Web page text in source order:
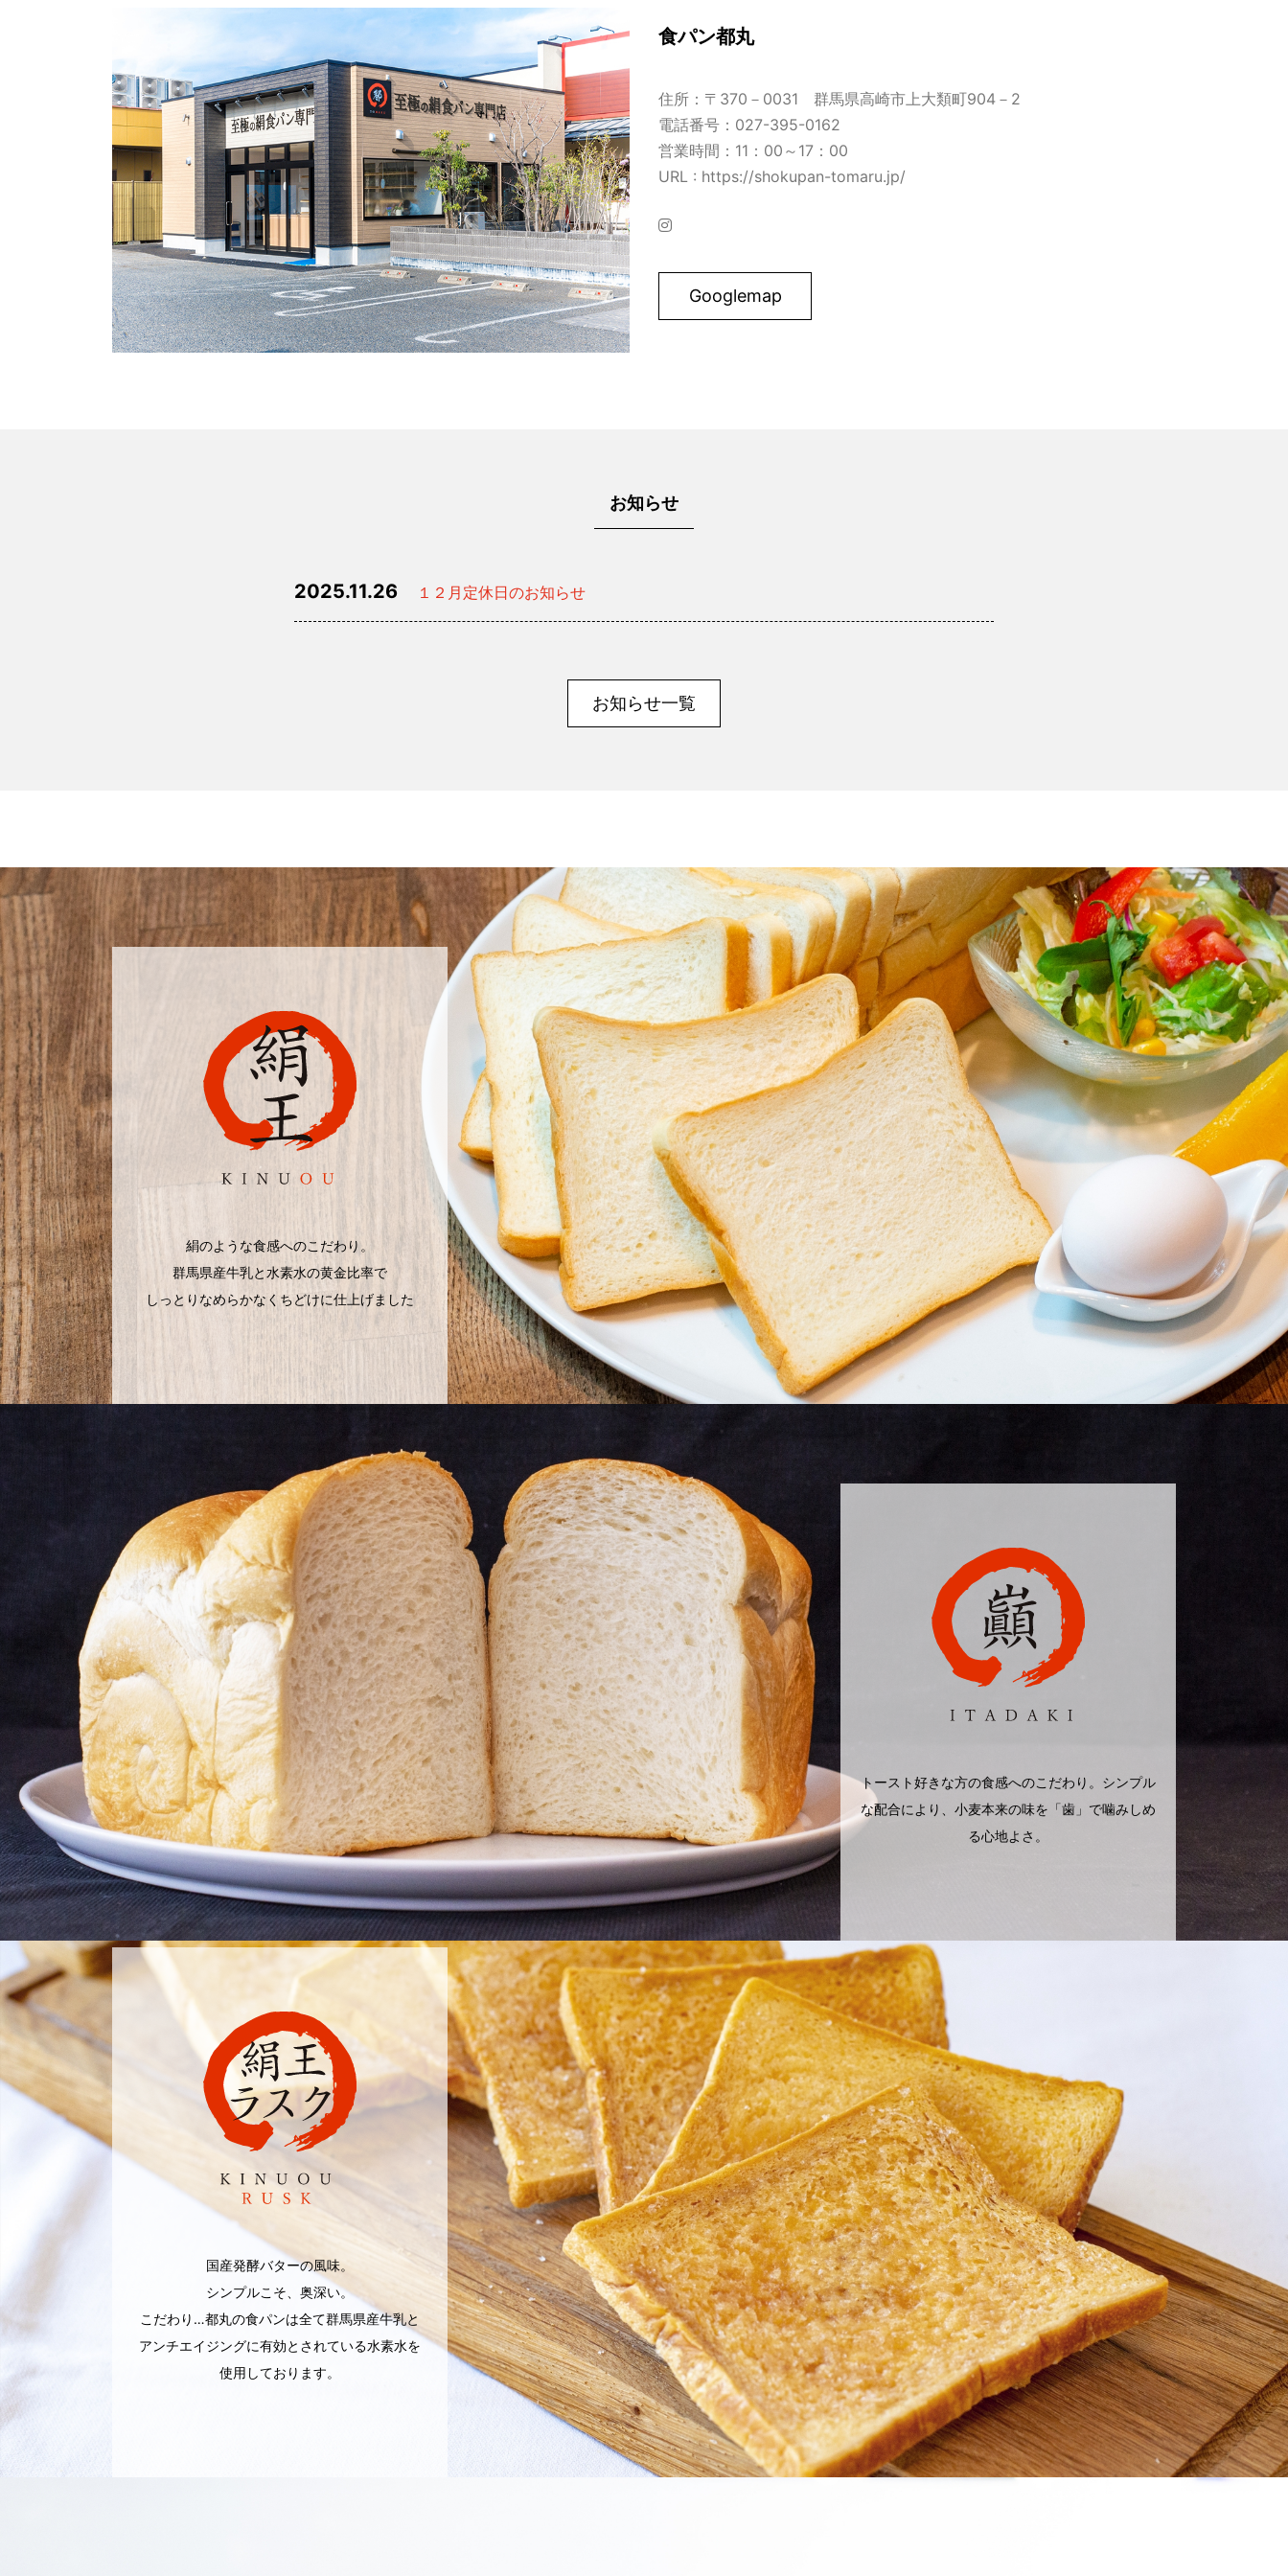
食パン都丸
住所：〒370－0031 群馬県高崎市上大類町904－2
電話番号：027-395-0162
営業時間：11：00～17：00
URL : https://shokupan-tomaru.jp/
Googlemap
お知らせ
2025.11.26 １２月定休日のお知らせ
お知らせ一覧
絹のような食感へのこだわり。
群馬県産牛乳と水素水の黄金比率で
しっとりなめらかなくちどけに仕上げました
トースト好きな方の食感へのこだわり。シンプル
な配合により、小麦本来の味を「歯」で噛みしめ
る心地よさ。
国産発酵バターの風味。
シンプルこそ、奥深い。
こだわり…都丸の食パンは全て群馬県産牛乳と
アンチエイジングに有効とされている水素水を
使用しております。